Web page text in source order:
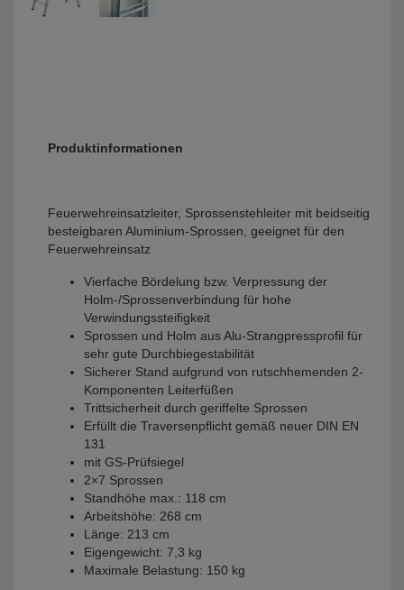
Produktinformationen
Feuerwehreinsatzleiter, Sprossenstehleiter mit beidseitig
besteigbaren Aluminium-Sprossen, geeignet für den
Feuerwehreinsatz
Vierfache Bördelung bzw. Verpressung der
Holm-/Sprossenverbindung für hohe
Verwindungssteifigkeit
Sprossen und Holm aus Alu-Strangpressprofil für
sehr gute Durchbiegestabilität
Sicherer Stand aufgrund von rutschhemenden 2-
Komponenten Leiterfüßen
Trittsicherheit durch geriffelte Sprossen
Erfüllt die Traversenpflicht gemäß neuer DIN EN
131
mit GS-Prüfsiegel
2×7 Sprossen
Standhöhe max.: 118 cm
Arbeitshöhe: 268 cm
Länge: 213 cm
Eigengewicht: 7,3 kg
Maximale Belastung: 150 kg